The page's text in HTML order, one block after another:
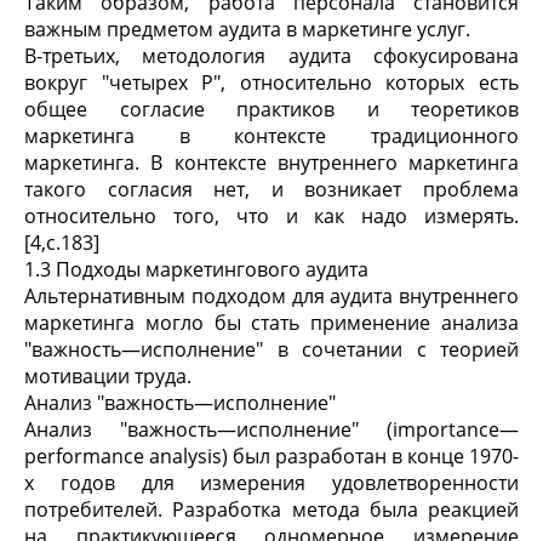
важным предметом аудита в маркетинге услуг.
В-третьих, методология аудита сфокусирована
вокруг "четырех Р", относительно которых есть
общее согласие практиков и теоретиков
маркетинга в контексте традиционного
маркетинга. В контексте внутреннего маркетинга
такого согласия нет, и возникает проблема
относительно того, что и как надо измерять.
[4,c.183]
1.3 Подходы маркетингового аудита
Альтернативным подходом для аудита внутреннего
маркетинга могло бы стать применение анализа
"важность—исполнение" в сочетании с теорией
мотивации труда.
Анализ "важность—исполнение"
Анализ "важность—исполнение" (importance—
performance analysis) был разработан в конце 1970-
х годов для измерения удовлетворенности
потребителей. Разработка метода была реакцией